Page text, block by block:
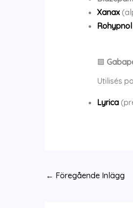
Xanax
Rohypnol
🟪
Utilisés
Lyrica
← Föregående Inlägg